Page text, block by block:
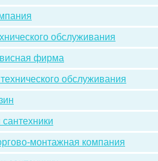
обслуживания
фирма
обслуживания
монтажная компания